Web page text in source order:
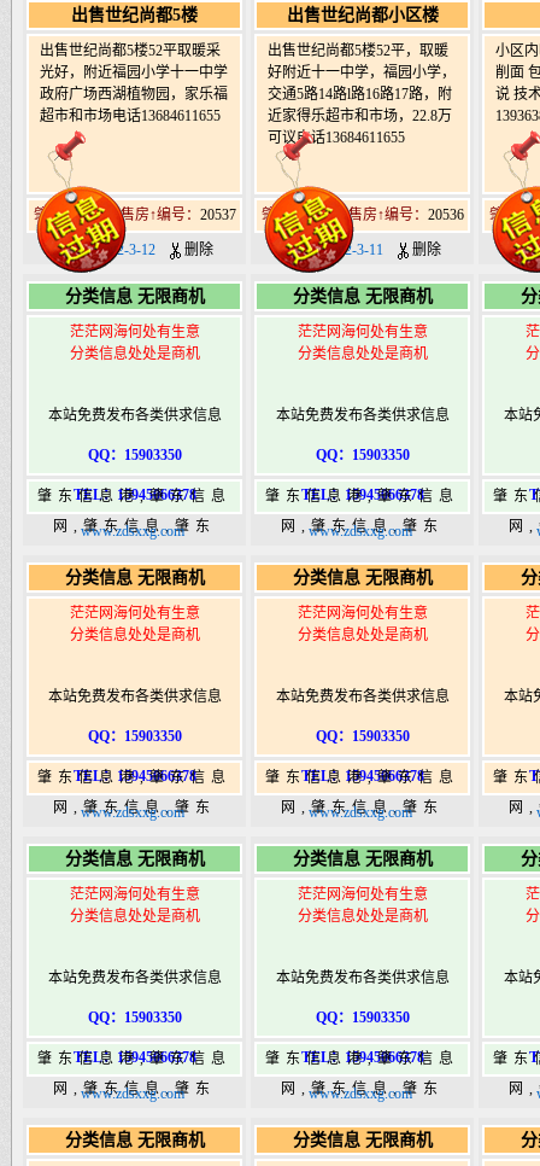
出售世纪尚都5楼
出售世纪尚都5楼52平取暖采
光好，附近福园小学十一中学
政府广场西湖植物园，家乐福
超市和市场电话13684611655
肇东北19道街售房↑编号： 20537
日期：2022-3-12 删除
出售世纪尚都小区楼
出售世纪尚都5楼52平，取暖
好附近十一中学，福园小学，
交通5路14路l路16路17路，附
近家得乐超市和市场，22.8万
可议电话13684611655
肇东北19道街售房↑编号： 20536
日期：2022-3-11 删除
小区
削面
说 技
肇东北
日
分类信息 无限商机
茫茫网海何处有生意
分类信息处处是商机
本站免费发布各类供求信息
QQ：15903350
TEL：15945066378
肇东信息港,肇东信息
网,肇东信息,肇东
港|www.zhaodongshi.com
www.zdsxxg.com
分类信息 无限商机
茫茫网海何处有生意
分类信息处处是商机
本站免费发布各类供求信息
QQ：15903350
TEL：15945066378
肇东信息港,肇东信息
网,肇东信息,肇东
港|www.zhaodongshi.com
www.zdsxxg.com
本站
肇东
网
港
分类信息 无限商机
茫茫网海何处有生意
分类信息处处是商机
本站免费发布各类供求信息
QQ：15903350
TEL：15945066378
肇东信息港,肇东信息
网,肇东信息,肇东
港|www.zhaodongshi.com
www.zdsxxg.com
分类信息 无限商机
茫茫网海何处有生意
分类信息处处是商机
本站免费发布各类供求信息
QQ：15903350
TEL：15945066378
肇东信息港,肇东信息
网,肇东信息,肇东
港|www.zhaodongshi.com
www.zdsxxg.com
本站
肇东
网
港
分类信息 无限商机
茫茫网海何处有生意
分类信息处处是商机
本站免费发布各类供求信息
QQ：15903350
TEL：15945066378
肇东信息港,肇东信息
网,肇东信息,肇东
港|www.zhaodongshi.com
www.zdsxxg.com
分类信息 无限商机
茫茫网海何处有生意
分类信息处处是商机
本站免费发布各类供求信息
QQ：15903350
TEL：15945066378
肇东信息港,肇东信息
网,肇东信息,肇东
港|www.zhaodongshi.com
www.zdsxxg.com
本站
肇东
网
港
分类信息 无限商机 分类信息 无限商机